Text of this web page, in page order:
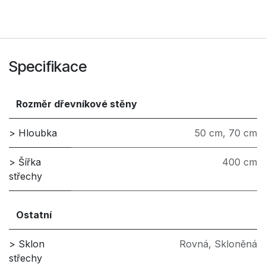
Specifikace
Rozměr dřevníkové stěny
> Hloubka 50 cm, 70 cm
> Šířka
střechy
400 cm
Ostatní
> Sklon
střechy
Rovná, Skloněná